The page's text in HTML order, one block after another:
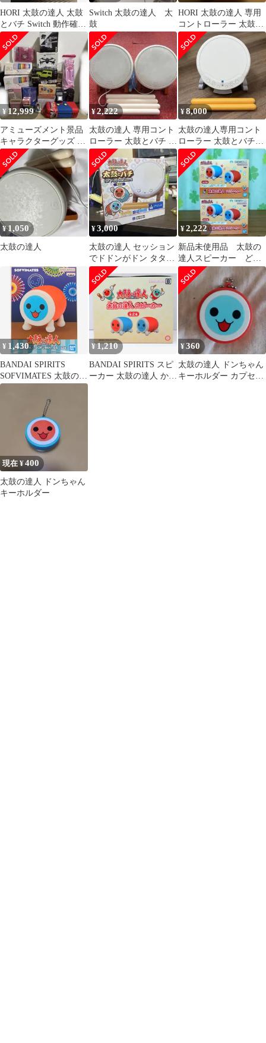
HORI 太鼓の達人 太鼓
とバチ Switch 動作確認
済
Switch 太鼓の達人 太
鼓
HORI 太鼓の達人 専用
コントローラー 太鼓と
バチ
¥ 12,999
アミューズメント景品
キャラクターグッズ 雑
貨 おもちゃ まとめ売り
新品未開封
¥2,222
太鼓の達人 専用コント
ローラー 太鼓とバチ 2
台セット
¥8,000
太鼓の達人専用コント
ローラー 太鼓とバチ
for プレイステーション
5
¥1,050
太鼓の達人
¥3,000
太鼓の達人 セッション
でドドンがドン タタコ
ン hori 不反応なし
¥2,222
新品未使用品 太鼓の
達人スピーカー どん
ちゃんかっちゃんセッ
ト 全2種 プライズ
¥ 1,430
BANDAI SPIRITS
SOFVIMATES 太鼓の達
人 かつ
¥1,210
BANDAI SPIRITS スピ
ーカー 太鼓の達人 かっ
¥360
太鼓の達人 ドンちゃん
キーホルダー カプセル
現在 ¥400
太鼓の達人 ドンちゃん
キーホルダー